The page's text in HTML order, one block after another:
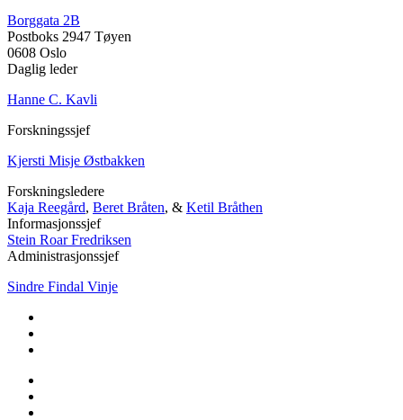
Borggata 2B
Postboks 2947 Tøyen
0608 Oslo
Daglig leder
Hanne C. Kavli
Forskningssjef
Kjersti Misje Østbakken
Forskningsledere
Kaja Reegård, Beret Bråten, & Ketil Bråthen
Informasjonssjef
Stein Roar Fredriksen
Administrasjonssjef
Sindre Findal Vinje